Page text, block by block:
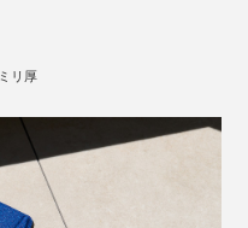
リ厚